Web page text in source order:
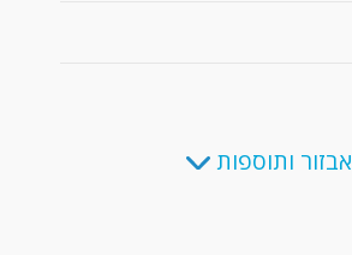
אבזור ותוספות